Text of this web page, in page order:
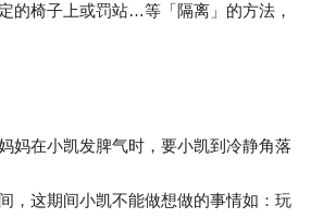
的椅子上或罚站…等「隔离」的方法，
妈在小凯发脾气时，要小凯到冷静角落
，这期间小凯不能做想做的事情如：玩